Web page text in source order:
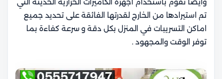
تم استيرادها من الخارج لقدرتها الفائقة على تحديد جميع
اماكن التسريبات في المنزل بكل دقة و سرعة كفاءة بما
توفر الوقت والمجهود .